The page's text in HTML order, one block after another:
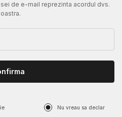
de e-mail reprezinta acordul dvs.
Nu vreau sa declar